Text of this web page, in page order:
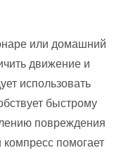
или домашний
движение и
использовать
быстрому
повреждения
помогает